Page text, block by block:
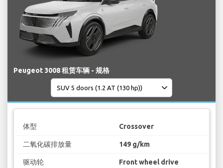
Peugeot 3008 租赁车辆 - 规格
体型 Crossover
二氧化碳排放量 149 g/km
驱动轮 Front wheel drive